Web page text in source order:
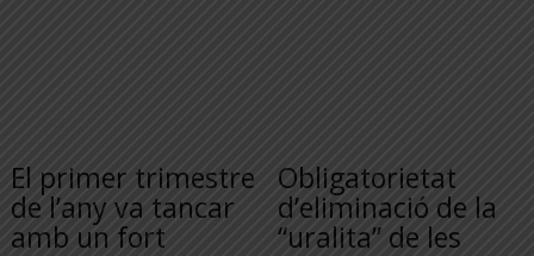
El primer trimestre
de l’any va tancar
amb un fort
Obligatorietat
d’eliminació de la
“uralita” de les